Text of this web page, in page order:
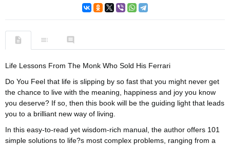
Life Lessons From The Monk Who Sold His Ferrari
Do You Feel that life is slipping by so fast that you might never get
the chance to live with the meaning, happiness and joy you know
you deserve? If so, then this book will be the guiding light that leads
you to a brilliant new way of living.
In this easy-to-read yet wisdom-rich manual, the author offers 101
simple solutions to life?s most complex problems, ranging from a